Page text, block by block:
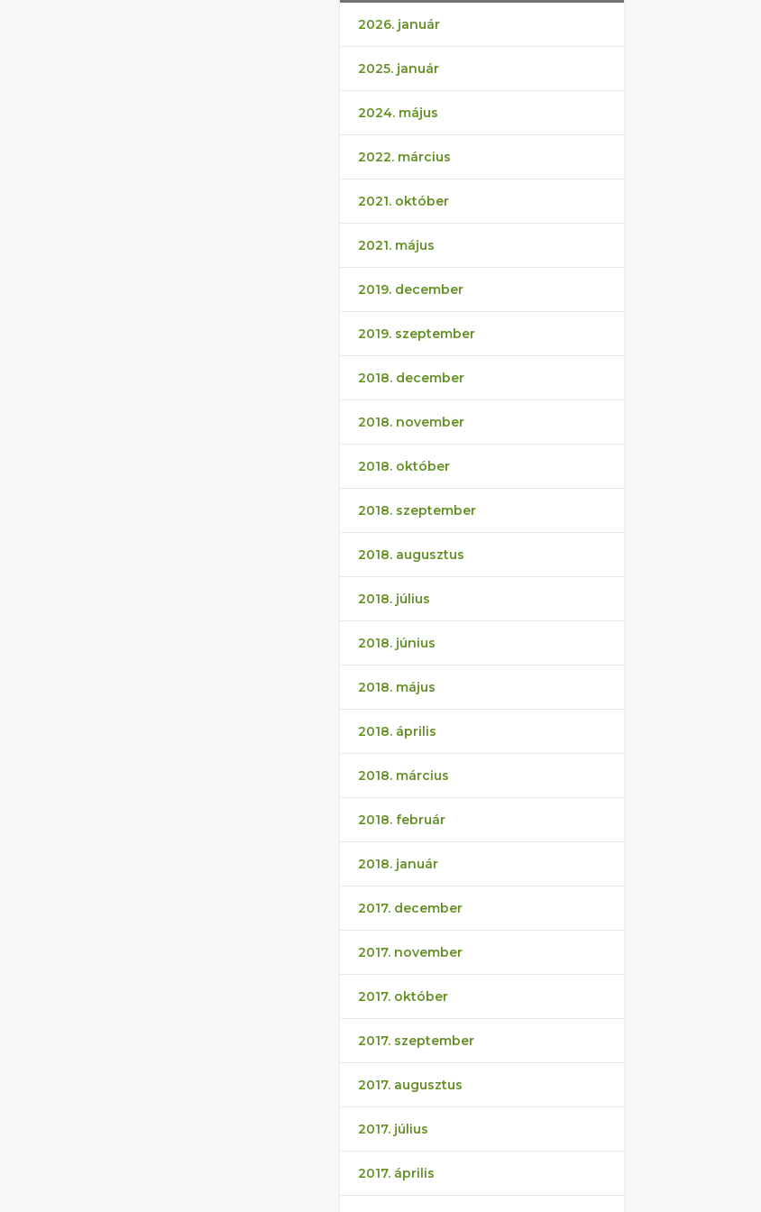
2026. január
2025. január
2024. május
2022. március
2021. október
2021. május
2019. december
2019. szeptember
2018. december
2018. november
2018. október
2018. szeptember
2018. augusztus
2018. július
2018. június
2018. május
2018. április
2018. március
2018. február
2018. január
2017. december
2017. november
2017. október
2017. szeptember
2017. augusztus
2017. július
2017. április